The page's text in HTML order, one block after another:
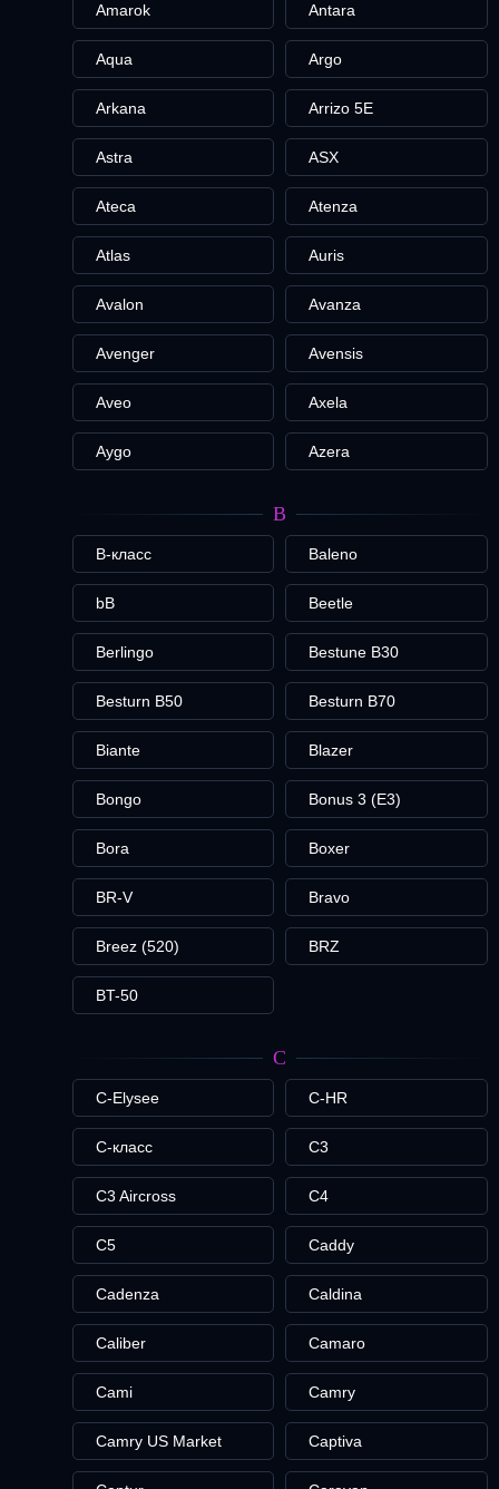
Amarok Antara
Aqua Argo
Arkana Arrizo 5E
Astra ASX
Ateca Atenza
Atlas Auris
Avalon Avanza
Avenger Avensis
Aveo Axela
Aygo Azera
B
B-класс Baleno
bB Beetle
Berlingo Bestune B30
Besturn B50 Besturn B70
Biante Blazer
Bongo Bonus 3 (E3)
Bora Boxer
BR-V Bravo
Breez (520) BRZ
BT-50
C
C-Elysee C-HR
C-класс C3
C3 Aircross C4
C5 Caddy
Cadenza Caldina
Caliber Camaro
Cami Camry
Camry US Market Captiva